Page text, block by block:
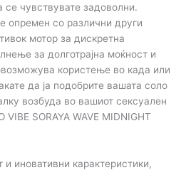
се чувствувате задоволни.
опремен со различни други
мотор за дискретна
за долготрајна моќност и
користење во када или
да ја подобрите вашата соло
возбуда во вашиот сексуален
VIBE SORAYA WAVE MIDNIGHT
и иновативни карактеристики,